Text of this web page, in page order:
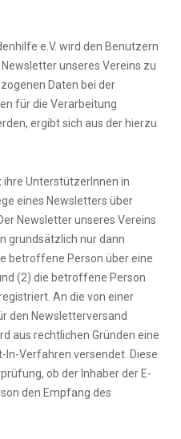
e.V. wird den Benutzern
unseres Vereins zu
Daten bei der
für die Verarbeitung
ergibt sich aus der hierzu
ihre UnterstützerInnen in
eines Newsletters über
Newsletter unseres Vereins
grundsätzlich nur dann
betroffene Person über eine
(2) die betroffene Person
An die von einer
den Newsletterversand
aus rechtlichen Gründen eine
In-Verfahren versendet. Diese
ob der Inhaber der E-
den Empfang des